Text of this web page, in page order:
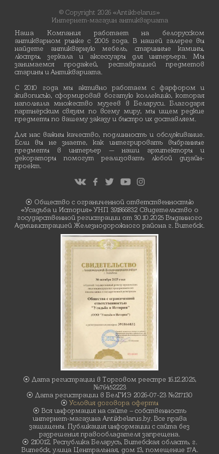
© Copyright 2026 «Antikbelarus»
Интернет-магазин антиквариата
Наша Компания работает на белорусском
антикварном рынке с 2005 года. В нашей галерее вы
найдете антикварную мебель, старинные камины,
люстры, зеркала и аксессуары для интерьера. Мы
занимаемся продажей, реставрацией предметов
старины и Антиквариата.
С 2010 года мы активно работаем с фарфором и
живописью, сформировав богатую коллекцию, которая
наполнила множество музеев в Беларуси. Благодаря
партнёрским связям по всему миру, мы ищем редкие
предметы по вашему заказу и быстро их доставляем.
Для нас важны качество, подлинность и обслуживание.
Если вы не знаете, как интегрировать выбранные
предметы в интерьер — наши архитекторы и
декораторы помогут реализовать любой дизайн-
проект.
⦿ Общество с ограниченной ответственностью
«Усадьба и История» УНП 391866832 Свидетельство о
государственной регистрации от 30.10.2025 Выданного
Администрацией Железнодорожного района г. Витебск.
⦿ Дата регистрации в Торговом реестре 16.12.2025,
№76452223
⦿ Дата регистрации в БелГИЭ 2026-07-23 №217130
⦿Условия договора оферты
⦿ Вся информация на сайте – собственность
интернет-магазина Antikbelarus.by. Все права
защищены. Публикация информации с сайта без
разрешения правообладателя запрещена.
⦿ 210012, Республика Беларусь, Витебская область, г.
Витебск, улица Центральная, дом 13, помещение 17А.